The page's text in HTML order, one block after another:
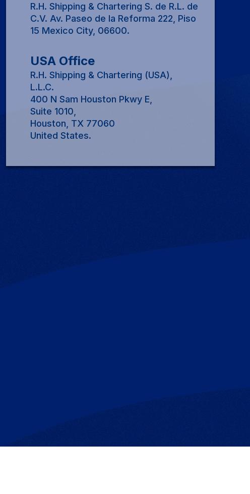
R.H. Shipping & Chartering S. de R.L. de
C.V. Av. Paseo de la Reforma 222, Piso
15 Mexico City, 06600.
USA Office
R.H. Shipping & Chartering (USA),
L.L.C.
400 N Sam Houston Pkwy E,
Suite 1010,
Houston, TX 77060
United States.